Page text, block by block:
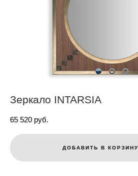
Зеркало INTARSIA
65 520 pуб.
ДОБАВИТЬ В КОРЗИНУ